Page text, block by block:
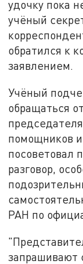
удочку пока
учёный
обратился к
заявлением.
Учёный
обращаться
помощников
посоветовал
разговор,
РАН по
запрашивают